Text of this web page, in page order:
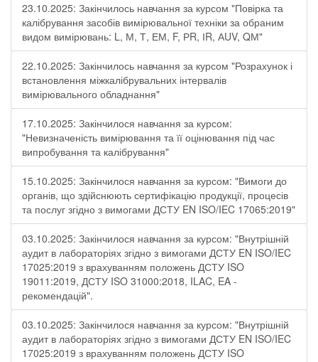
23.10.2025: Закінчилось навчання за курсом "Повірка та
калібрування засобів вимірювальної техніки за обраним
видом вимірювань: L, М, Т, ЕМ, F, РR, ІR, АUV, QМ"
22.10.2025: Закінчилось навчання за курсом "Розрахунок і
встановлення міжкалібрувальних інтервалів
вимірювального обладнання"
17.10.2025: Закінчилося навчання за курсом:
"Невизначеність вимірювання та її оцінювання під час
випробування та калібрування"
15.10.2025: Закінчилося навчання за курсом: "Вимоги до
органів, що здійснюють сертифікацію продукції, процесів
та послуг згідно з вимогами ДСТУ EN ISO/IEC 17065:2019"
03.10.2025: Закінчилося навчання за курсом: "Внутрішній
аудит в лабораторіях згідно з вимогами ДСТУ EN ISO/IEC
17025:2019 з врахуванням положень ДСТУ ISO
19011:2019, ДСТУ ISO 31000:2018, ILAC, EA -
рекомендацій".
03.10.2025: Закінчилося навчання за курсом: "Внутрішній
аудит в лабораторіях згідно з вимогами ДСТУ EN ISO/IEC
17025:2019 з врахуванням положень ДСТУ ISO